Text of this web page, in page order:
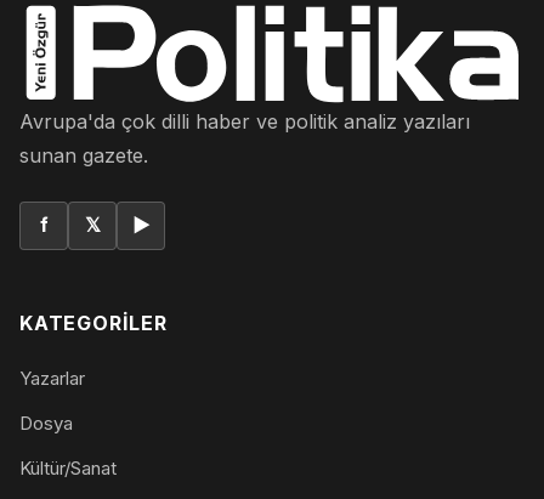
Avrupa'da çok dilli haber ve politik analiz yazıları
sunan gazete.
f 𝕏 ▶
KATEGORILER
Yazarlar
Dosya
Kültür/Sanat